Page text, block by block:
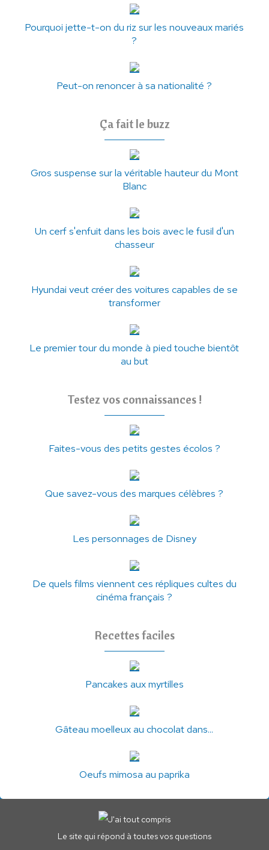
Pourquoi jette-t-on du riz sur les nouveaux mariés
?
Peut-on renoncer à sa nationalité ?
Ça fait le buzz
Gros suspense sur la véritable hauteur du Mont
Blanc
Un cerf s'enfuit dans les bois avec le fusil d'un
chasseur
Hyundai veut créer des voitures capables de se
transformer
Le premier tour du monde à pied touche bientôt
au but
Testez vos connaissances !
Faites-vous des petits gestes écolos ?
Que savez-vous des marques célèbres ?
Les personnages de Disney
De quels films viennent ces répliques cultes du
cinéma français ?
Recettes faciles
Pancakes aux myrtilles
Gâteau moelleux au chocolat dans...
Oeufs mimosa au paprika
Le site qui répond à toutes vos questions